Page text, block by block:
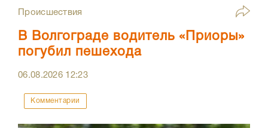
Происшествия
В Волгограде водитель «Приоры»
погубил пешехода
06.08.2026 12:23
Комментарии